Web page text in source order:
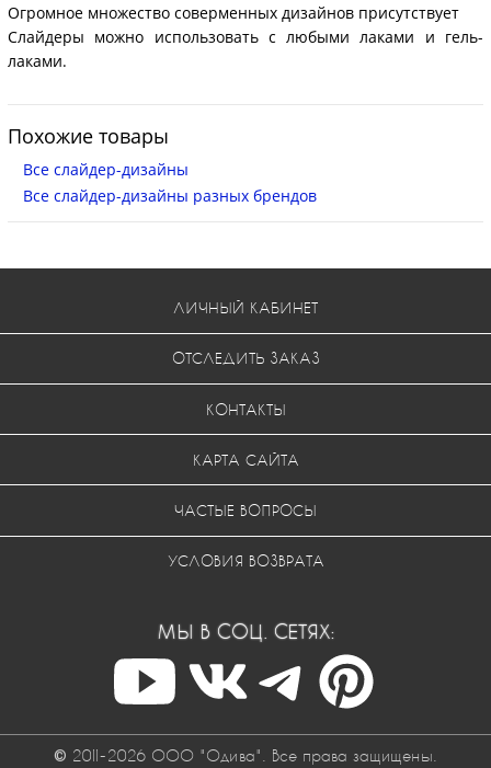
Огромное множество соверменных дизайнов присутствует
Слайдеры можно использовать с любыми лаками и гель-
лаками.
Похожие товары
Все слайдер-дизайны
Все слайдер-дизайны разных брендов
ЛИЧНЫЙ КАБИНЕТ
ОТСЛЕДИТЬ ЗАКАЗ
КОНТАКТЫ
КАРТА САЙТА
ЧАСТЫЕ ВОПРОСЫ
УСЛОВИЯ ВОЗВРАТА
МЫ В СОЦ. СЕТЯХ:
© 2011-2026 ООО "Одива". Все права защищены.